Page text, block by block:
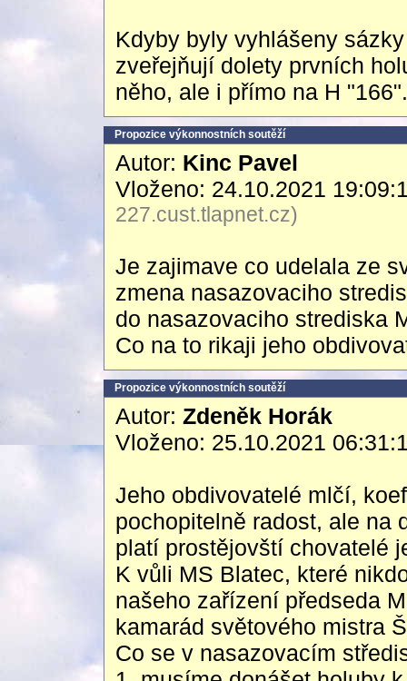
Kdyby byly vyhlášeny
zveřejňují dolety prvních
něho, ale i přímo na H "166".
Propozice výkonnostních soutěží
Autor: Kinc Pavel
Vloženo: 24.10.2021
227.cust.tlapnet.cz)
Je zajimave co udelala ze
zmena nasazovaciho
do nasazovaciho strediska
Co na to rikaji jeho
Propozice výkonnostních soutěží
Autor: Zdeněk Horák
Vloženo: 25.10.2021
Jeho obdivovatelé mlčí,
pochopitelně radost, ale na
platí prostějovští chovatelé
K vůli MS Blatec, které
našeho zařízení předseda
kamarád světového mistra
Co se v nasazovacím